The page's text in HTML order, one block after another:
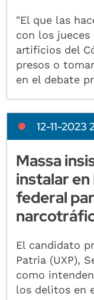
"El que las
con los jueces
artificios del
presos o
en el debate
12-11-2023
Massa
instalar en
federal
El candidato
Patria (UXP),
como
los delitos en